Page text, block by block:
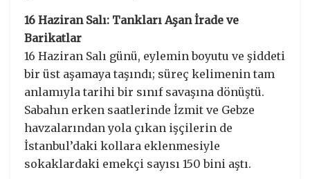
16 Haziran Salı: Tankları Aşan İrade ve
Barikatlar
16 Haziran Salı günü, eylemin boyutu ve şiddeti
bir üst aşamaya taşındı; süreç kelimenin tam
anlamıyla tarihi bir sınıf savaşına dönüştü.
Sabahın erken saatlerinde İzmit ve Gebze
havzalarından yola çıkan işçilerin de
İstanbul’daki kollara eklenmesiyle
sokaklardaki emekçi sayısı 150 bini aştı.